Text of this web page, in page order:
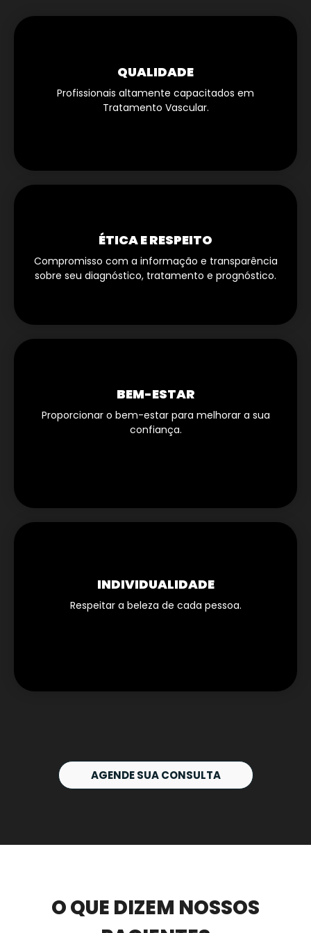
QUALIDADE
Profissionais altamente capacitados em
Tratamento Vascular.
ÉTICA E RESPEITO
Compromisso com a informação e transparência
sobre seu diagnóstico, tratamento e prognóstico.
BEM-ESTAR
Proporcionar o bem-estar para melhorar a sua
confiança.
INDIVIDUALIDADE
Respeitar a beleza de cada pessoa.
AGENDE SUA CONSULTA
O QUE DIZEM NOSSOS